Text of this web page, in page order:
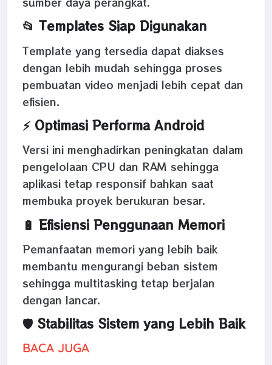
📂 Templates Siap Digunakan
Template yang tersedia dapat diakses
dengan lebih mudah sehingga proses
pembuatan video menjadi lebih cepat dan
efisien.
⚡ Optimasi Performa Android
Versi ini menghadirkan peningkatan dalam
pengelolaan CPU dan RAM sehingga
aplikasi tetap responsif bahkan saat
membuka proyek berukuran besar.
🔋 Efisiensi Penggunaan Memori
Pemanfaatan memori yang lebih baik
membantu mengurangi beban sistem
sehingga multitasking tetap berjalan
dengan lancar.
🛡️ Stabilitas Sistem yang Lebih Baik
BACA JUGA